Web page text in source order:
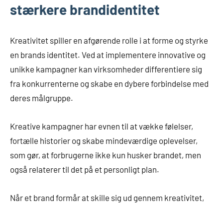
stærkere brandidentitet
Kreativitet spiller en afgørende rolle i at forme og styrke
en brands identitet. Ved at implementere innovative og
unikke kampagner kan virksomheder differentiere sig
fra konkurrenterne og skabe en dybere forbindelse med
deres målgruppe.
Kreative kampagner har evnen til at vække følelser,
fortælle historier og skabe mindeværdige oplevelser,
som gør, at forbrugerne ikke kun husker brandet, men
også relaterer til det på et personligt plan.
Når et brand formår at skille sig ud gennem kreativitet,